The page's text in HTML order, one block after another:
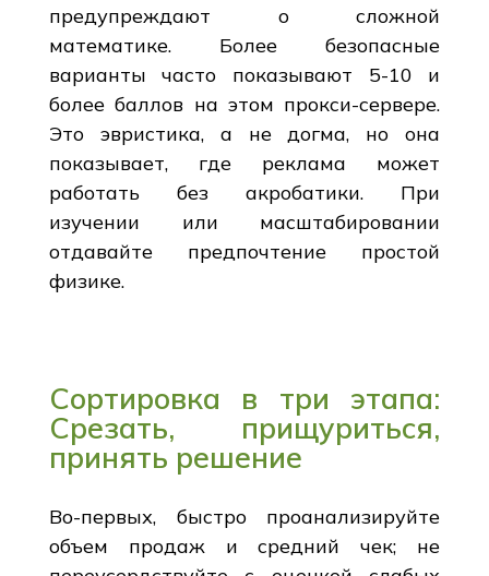
предупреждают о сложной
математике. Более безопасные
варианты часто показывают 5-10 и
более баллов на этом прокси-сервере.
Это эвристика, а не догма, но она
показывает, где реклама может
работать без акробатики. При
изучении или масштабировании
отдавайте предпочтение простой
физике.
Сортировка в три этапа:
Срезать, прищуриться,
принять решение
Во-первых, быстро проанализируйте
объем продаж и средний чек; не